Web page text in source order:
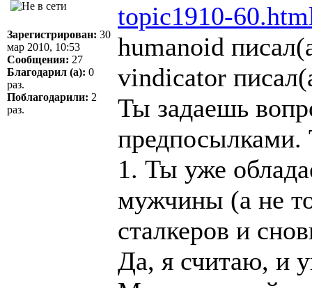
Зарегистрирован: 30
мар 2010, 10:53
Сообщения: 27
Благодарил (а): 0
раз.
Поблагодарили: 2
раз.
topic1910-
humanoid
vindicator
Ты задаешь
1. Ты уже
мужчины (а не
сталкеров и
Да, я считаю, и